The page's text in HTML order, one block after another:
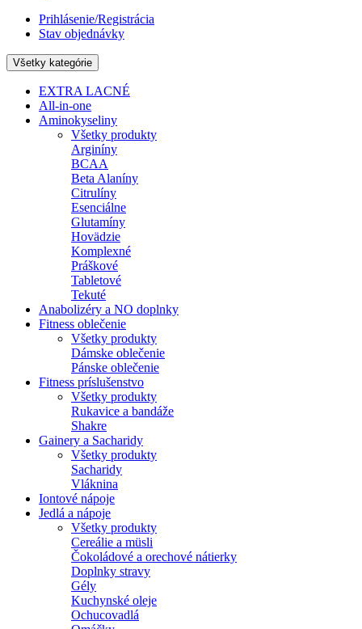
Prihlásenie/Registrácia
Stav objednávky
Všetky kategórie
EXTRA LACNÉ
All-in-one
Aminokyseliny
Všetky produkty
Arginíny
BCAA
Beta Alaníny
Citrulíny
Esenciálne
Glutamíny
Hovädzie
Komplexné
Práškové
Tabletové
Tekuté
Anabolizéry a NO doplnky
Fitness oblečenie
Všetky produkty
Dámske oblečenie
Pánske oblečenie
Fitness príslušenstvo
Všetky produkty
Rukavice a bandáže
Shakre
Gainery a Sacharidy
Všetky produkty
Sacharidy
Vláknina
Iontové nápoje
Jedlá a nápoje
Všetky produkty
Cereálie a müsli
Čokoládové a orechové nátierky
Doplnky stravy
Gély
Kuchynské oleje
Ochucovadlá